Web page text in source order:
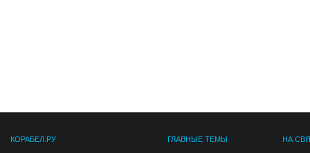
КОРАБЕЛ.РУ ГЛАВНЫЕ ТЕМЫ НА